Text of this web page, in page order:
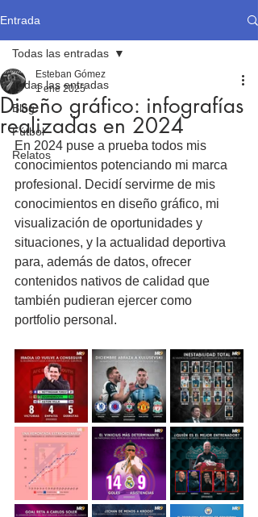
Entrada
Todas las entradas
Blog
Fútbol
Relatos
Todas las entradas
Diseño gráfico: infografías
realizadas en 2024
Esteban Gómez
1 ene 2025
En 2024 puse a prueba todos mis
conocimientos potenciando mi marca
profesional. Decidí servirme de mis
conocimientos en diseño gráfico, mi
visualización de oportunidades y
situaciones, y la actualidad deportiva
para, además de datos, ofrecer
contenidos nativos de calidad que
también pudieran ejercer como
portfolio personal.